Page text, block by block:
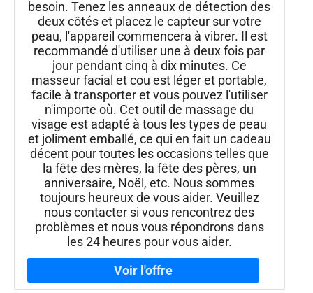
besoin. Tenez les anneaux de détection des
deux côtés et placez le capteur sur votre
peau, l'appareil commencera à vibrer. Il est
recommandé d'utiliser une à deux fois par
jour pendant cinq à dix minutes. Ce
masseur facial et cou est léger et portable,
facile à transporter et vous pouvez l'utiliser
n'importe où. Cet outil de massage du
visage est adapté à tous les types de peau
et joliment emballé, ce qui en fait un cadeau
décent pour toutes les occasions telles que
la fête des mères, la fête des pères, un
anniversaire, Noël, etc. Nous sommes
toujours heureux de vous aider. Veuillez
nous contacter si vous rencontrez des
problèmes et nous vous répondrons dans
les 24 heures pour vous aider.